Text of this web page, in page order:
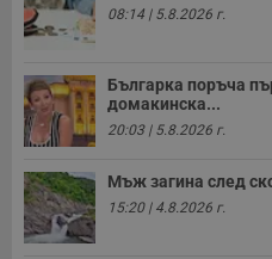
08:14 | 5.8.2026 г.
Българка поръча
домакинска...
20:03 | 5.8.2026 г.
Мъж загина след
15:20 | 4.8.2026 г.